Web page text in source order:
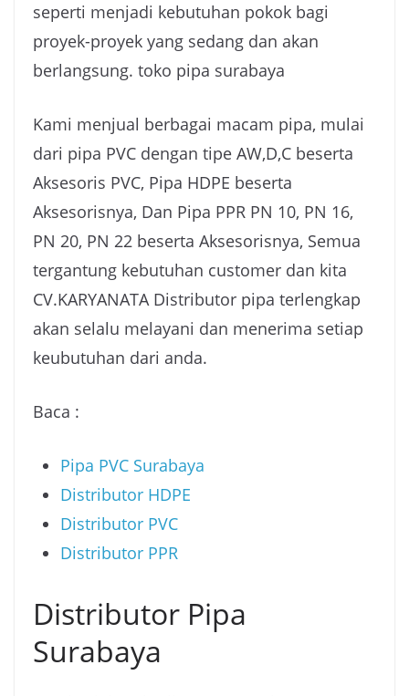
seperti menjadi kebutuhan pokok bagi
proyek-proyek yang sedang dan akan
berlangsung. toko pipa surabaya
Kami menjual berbagai macam pipa, mulai
dari pipa PVC dengan tipe AW,D,C beserta
Aksesoris PVC, Pipa HDPE beserta
Aksesorisnya, Dan Pipa PPR PN 10, PN 16,
PN 20, PN 22 beserta Aksesorisnya, Semua
tergantung kebutuhan customer dan kita
CV.KARYANATA Distributor pipa terlengkap
akan selalu melayani dan menerima setiap
keubutuhan dari anda.
Baca :
Pipa PVC Surabaya
Distributor HDPE
Distributor PVC
Distributor PPR
Distributor Pipa
Surabaya